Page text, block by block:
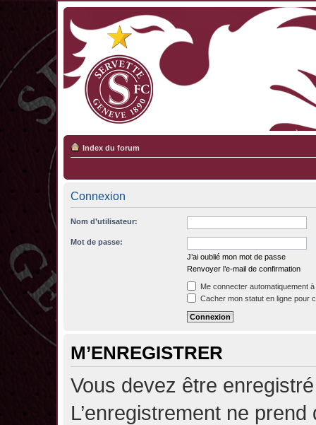
Index du forum
Connexion
Nom d’utilisateur:
Mot de passe:
J’ai oublié mon mot de passe
Renvoyer l’e-mail de confirmation
Me connecter automatiquement
Cacher mon statut en ligne pour
M’ENREGISTRER
Vous devez être
L’enregistrement ne